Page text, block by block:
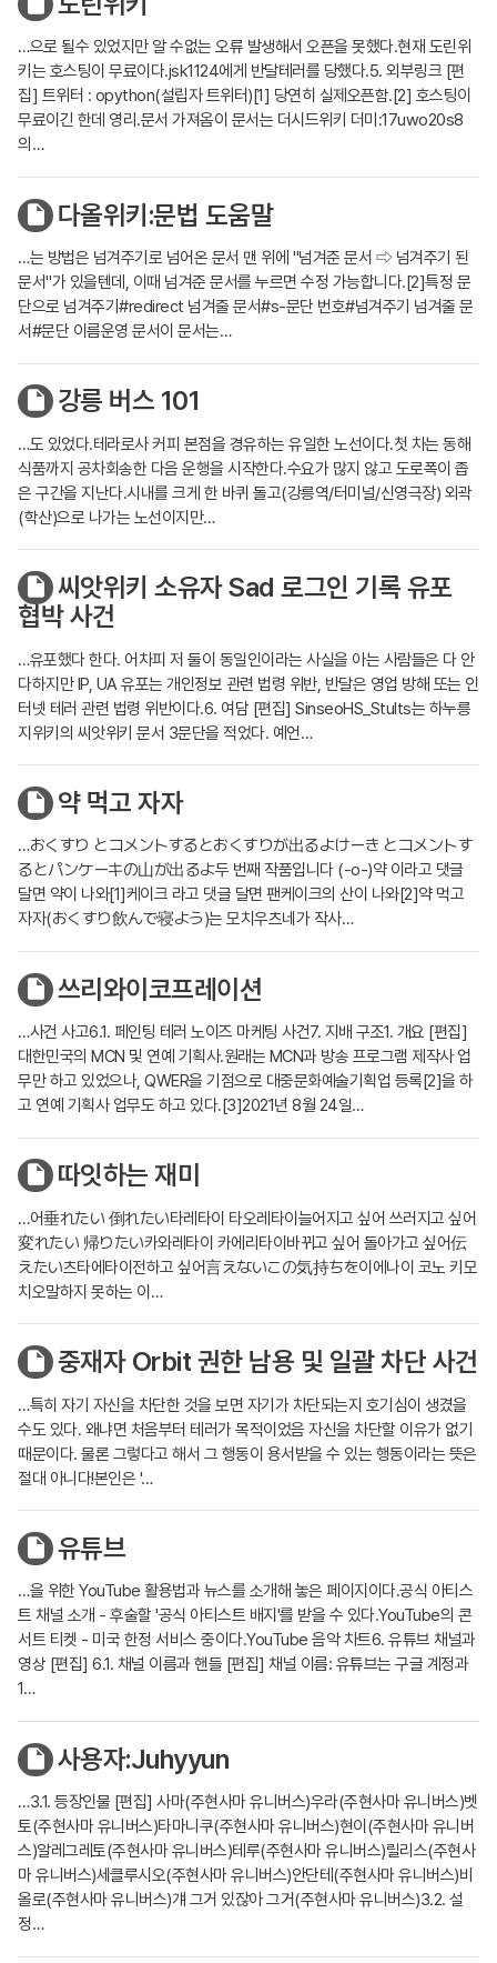
…으로 될수 있었지만 알 수없는 오류 발생해서 오픈을 못했다.현재 도린위
키는 호스팅이 무료이다.jsk1124에게 반달테러를 당했다.5. 외부링크 [편
집] 트위터 : opython(설립자 트위터)[1] 당연히 실제오픈함.[2] 호스팅이
무료이긴 한데 영리.문서 가져옴이 문서는 더시드위키 더미:17uwo20s8
의…
다올위키:문법 도움말
…는 방법은 넘겨주기로 넘어온 문서 맨 위에 "넘겨준 문서 ⇨ 넘겨주기 된
문서"가 있을텐데, 이때 넘겨준 문서를 누르면 수정 가능합니다.[2]특정 문
단으로 넘겨주기#redirect 넘겨줄 문서#s-문단 번호#넘겨주기 넘겨줄 문
서#문단 이름운영 문서이 문서는…
강릉 버스 101
…도 있었다.테라로사 커피 본점을 경유하는 유일한 노선이다.첫 차는 동해
식품까지 공차회송한 다음 운행을 시작한다.수요가 많지 않고 도로폭이 좁
은 구간을 지난다.시내를 크게 한 바퀴 돌고(강릉역/터미널/신영극장) 외곽
(학산)으로 나가는 노선이지만…
씨앗위키 소유자 Sad 로그인 기록 유포
협박 사건
…유포했다 한다. 어차피 저 둘이 동일인이라는 사실을 아는 사람들은 다 안
다하지만 IP, UA 유포는 개인정보 관련 법령 위반, 반달은 영업 방해 또는 인
터넷 테러 관련 법령 위반이다.6. 여담 [편집] SinseoHS_Stults는 하누릉
지위키의 씨앗위키 문서 3문단을 적었다. 예언…
약 먹고 자자
…おくすり とコメントするとおくすりが出るよけーき とコメントす
るとパンケーキの山が出るよ두 번째 작품입니다 (-o-)약 이라고 댓글
달면 약이 나와[1]케이크 라고 댓글 달면 팬케이크의 산이 나와[2]약 먹고
자자(おくすり飲んで寝よう)는 모치우츠네가 작사…
쓰리와이코프레이션
…사건 사고6.1. 페인팅 테러 노이즈 마케팅 사건7. 지배 구조1. 개요 [편집]
대한민국의 MCN 및 연예 기획사.원래는 MCN과 방송 프로그램 제작사 업
무만 하고 있었으나, QWER을 기점으로 대중문화예술기획업 등록[2]을 하
고 연예 기획사 업무도 하고 있다.[3]2021년 8월 24일…
따잇하는 재미
…어垂れたい 倒れたい타레타이 타오레타이늘어지고 싶어 쓰러지고 싶어
変れたい 帰りたい카와레타이 카에리타이바뀌고 싶어 돌아가고 싶어伝
えたい츠타에타이전하고 싶어言えないこの気持ちを이에나이 코노 키모
치오말하지 못하는 이…
중재자 Orbit 권한 남용 및 일괄 차단 사건
…특히 자기 자신을 차단한 것을 보면 자기가 차단되는지 호기심이 생겼을
수도 있다. 왜냐면 처음부터 테러가 목적이었음 자신을 차단할 이유가 없기
때문이다. 물론 그렇다고 해서 그 행동이 용서받을 수 있는 행동이라는 뜻은
절대 아니다!본인은 '…
유튜브
…을 위한 YouTube 활용법과 뉴스를 소개해 놓은 페이지이다.공식 아티스
트 채널 소개 - 후술할 '공식 아티스트 배지'를 받을 수 있다.YouTube의 콘
서트 티켓 - 미국 한정 서비스 중이다.YouTube 음악 차트6. 유튜브 채널과
영상 [편집] 6.1. 채널 이름과 핸들 [편집] 채널 이름: 유튜브는 구글 계정과
1…
사용자:Juhyyun
…3.1. 등장인물 [편집] 사마(주현사마 유니버스)우라(주현사마 유니버스)벳
토(주현사마 유니버스)타마니쿠(주현사마 유니버스)현이(주현사마 유니버
스)알레그레토(주현사마 유니버스)테루(주현사마 유니버스)릴리스(주현사
마 유니버스)세클루시오(주현사마 유니버스)안단테(주현사마 유니버스)비
올로(주현사마 유니버스)걔 그거 있잖아 그거(주현사마 유니버스)3.2. 설
정…